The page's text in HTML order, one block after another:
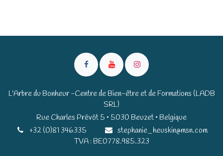
L'Arbre du Bonheur -Centre de Bien-être et de Formations (LADB
SRL)
Rue Charles Prévôt 5 • 5030 Beuzet • Belgique​​
+32 (0)81 346335
stephanie_heuskin@msn.com
TVA : BE0778.985.323